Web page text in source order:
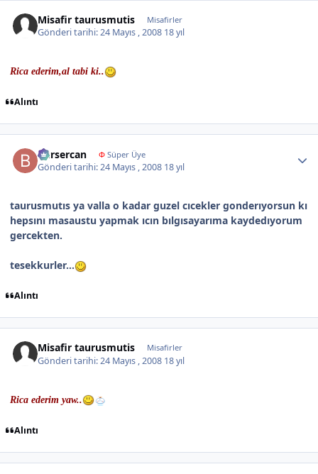
Misafir taurusmutis Misafirler
Gönderi tarihi:24 Mayıs , 2008 18 yıl
Rica ederim,al tabi ki..
Alıntı
bursercan ΦSüper Üye
Gönderi tarihi:24 Mayıs , 2008 18 yıl
taurusmutıs ya valla o kadar guzel cıcekler gonderıyorsun kı
hepsını masaustu yapmak ıcın bılgısayarıma kaydedıyorum
gercekten.
tesekkurler...
Alıntı
Misafir taurusmutis Misafirler
Gönderi tarihi:24 Mayıs , 2008 18 yıl
Rica ederim yaw..
Alıntı